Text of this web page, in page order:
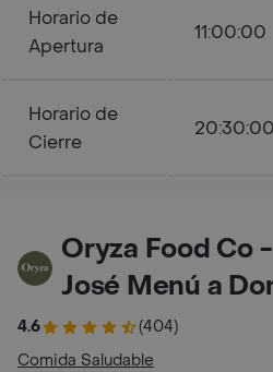
Horario de
Apertura
11:00:00
Horario de
Cierre
20:30:00
Oryza Food Co
José Menú a
4.6
(404)
Comida Saludable